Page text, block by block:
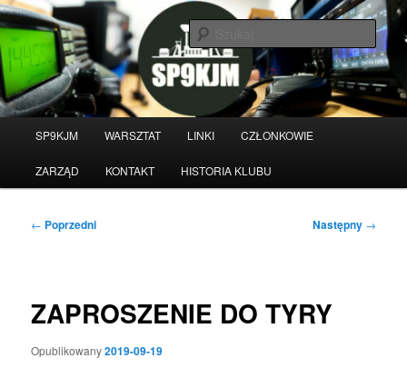
Przeskocz
do
tekstu
Witamy na stronie klubu
krótkofalarskiego SP9KJM
SP9KJM WARSZTAT LINKI CZŁONKOWIE
ZARZĄD KONTAKT HISTORIA KLUBU
Nawigacja
← Poprzedni Następny →
ZAPROSZENIE DO TYRY
Opublikowany2019-09-19